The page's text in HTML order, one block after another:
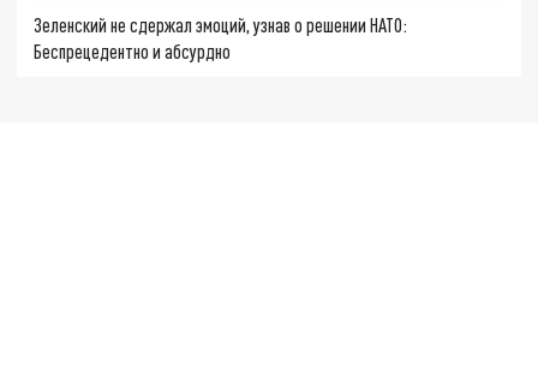
Зеленский не сдержал эмоций, узнав о решении НАТО:
Беспрецедентно и абсурдно